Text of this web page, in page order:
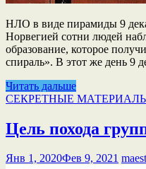
НЛО в виде пирамиды 9
Норвегией сотни людей
образование, которое
спираль». В этот же день 9
Читать дальше
СЕКРЕТНЫЕ
Цель похода
Янв 1, 2020Фев 9, 2021